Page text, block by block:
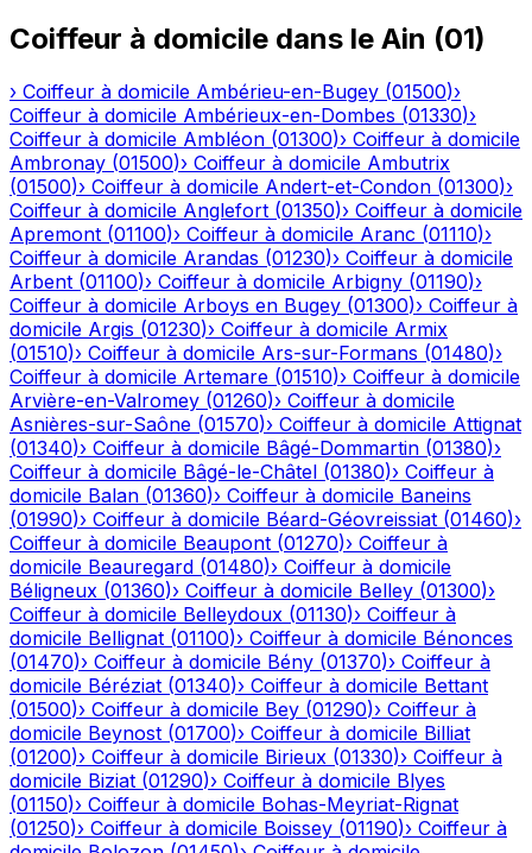
Coiffeur à domicile dans le Ain (01)
› Coiffeur à domicile Ambérieu-en-Bugey (01500)›
Coiffeur à domicile Ambérieux-en-Dombes (01330)›
Coiffeur à domicile Ambléon (01300)› Coiffeur à domicile
Ambronay (01500)› Coiffeur à domicile Ambutrix
(01500)› Coiffeur à domicile Andert-et-Condon (01300)›
Coiffeur à domicile Anglefort (01350)› Coiffeur à domicile
Apremont (01100)› Coiffeur à domicile Aranc (01110)›
Coiffeur à domicile Arandas (01230)› Coiffeur à domicile
Arbent (01100)› Coiffeur à domicile Arbigny (01190)›
Coiffeur à domicile Arboys en Bugey (01300)› Coiffeur à
domicile Argis (01230)› Coiffeur à domicile Armix
(01510)› Coiffeur à domicile Ars-sur-Formans (01480)›
Coiffeur à domicile Artemare (01510)› Coiffeur à domicile
Arvière-en-Valromey (01260)› Coiffeur à domicile
Asnières-sur-Saône (01570)› Coiffeur à domicile Attignat
(01340)› Coiffeur à domicile Bâgé-Dommartin (01380)›
Coiffeur à domicile Bâgé-le-Châtel (01380)› Coiffeur à
domicile Balan (01360)› Coiffeur à domicile Baneins
(01990)› Coiffeur à domicile Béard-Géovreissiat (01460)›
Coiffeur à domicile Beaupont (01270)› Coiffeur à
domicile Beauregard (01480)› Coiffeur à domicile
Béligneux (01360)› Coiffeur à domicile Belley (01300)›
Coiffeur à domicile Belleydoux (01130)› Coiffeur à
domicile Bellignat (01100)› Coiffeur à domicile Bénonces
(01470)› Coiffeur à domicile Bény (01370)› Coiffeur à
domicile Béréziat (01340)› Coiffeur à domicile Bettant
(01500)› Coiffeur à domicile Bey (01290)› Coiffeur à
domicile Beynost (01700)› Coiffeur à domicile Billiat
(01200)› Coiffeur à domicile Birieux (01330)› Coiffeur à
domicile Biziat (01290)› Coiffeur à domicile Blyes
(01150)› Coiffeur à domicile Bohas-Meyriat-Rignat
(01250)› Coiffeur à domicile Boissey (01190)› Coiffeur à